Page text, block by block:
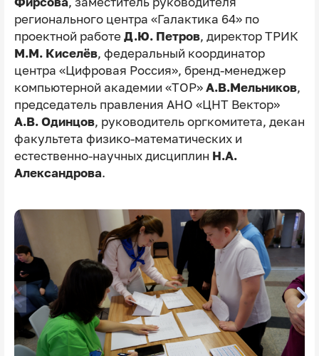
регионального центра «Галактика 64» по
проектной работе Д.Ю. Петров, директор ТРИК
М.М. Киселёв, федеральный координатор
центра «Цифровая Россия», бренд-менеджер
компьютерной академии «ТОР» А.В.Мельников,
председатель правления АНО «ЦНТ Вектор»
А.В. Одинцов, руководитель оргкомитета, декан
факультета физико-математических и
естественно-научных дисциплин Н.А.
Александрова.